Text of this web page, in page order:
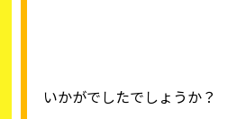
いかがでしたでしょうか？